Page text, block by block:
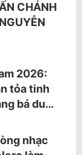
CHÁNH
2026:
tỏa tinh
bá du…
nhạc